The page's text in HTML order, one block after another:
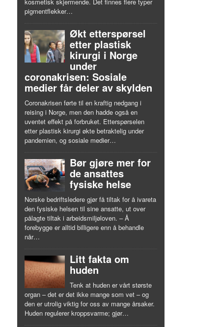
pigmentflekker…
Økt etterspørsel
etter plastisk
kirurgi i Norge
under
coronakrisen: Sosiale
medier får deler av skylden
Coronakrisen førte til en kraftig nedgang i
reising i Norge, men den hadde også en
uventet effekt på forbruket. Etterspørselen
etter plastisk kirurgi økte betraktelig under
pandemien, og sosiale medier…
Bør gjøre mer for
de ansattes
fysiske helse
Norske bedriftsledere gjør få tiltak for å ivareta
den fysiske helsen til sine ansatte, ut over
pålagte tiltak i arbeidsmiljøloven. – Å
forebygge er alltid billigere enn å behandle
når…
Litt fakta om
huden
Tenk at huden er vårt største
organ – det er det ikke mange som vet – og
den er utrolig viktig for oss av mange årsaker.
Huden regulerer kroppsvarme; gjør…